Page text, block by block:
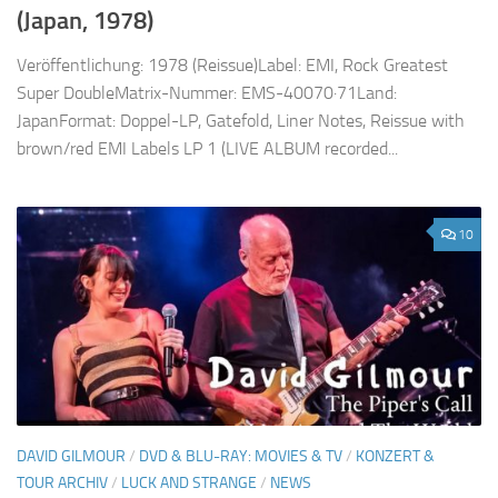
(Japan, 1978)
Veröffentlichung: 1978 (Reissue)Label: EMI, Rock Greatest
Super DoubleMatrix-Nummer: EMS-40070·71Land:
JapanFormat: Doppel-LP, Gatefold, Liner Notes, Reissue with
brown/red EMI Labels LP 1 (LIVE ALBUM recorded...
10
DAVID GILMOUR / DVD & BLU-RAY: MOVIES & TV/ KONZERT &
TOUR ARCHIV/ LUCK AND STRANGE / NEWS